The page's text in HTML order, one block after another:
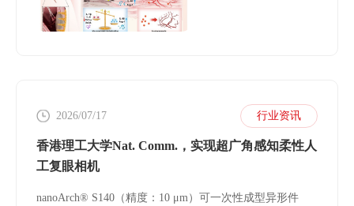
2026/07/17 行业资讯
香港理工大学Nat. Comm.，实现超广角感知柔性人
工复眼相机
nanoArch® S140（精度：10 μm）可一次性成型异形件